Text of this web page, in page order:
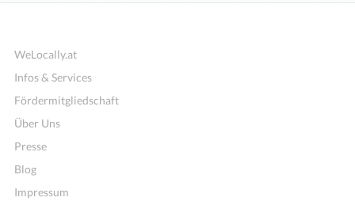
WeLocally.at
Infos & Services
Fördermitgliedschaft
Über Uns
Presse
Blog
Impressum